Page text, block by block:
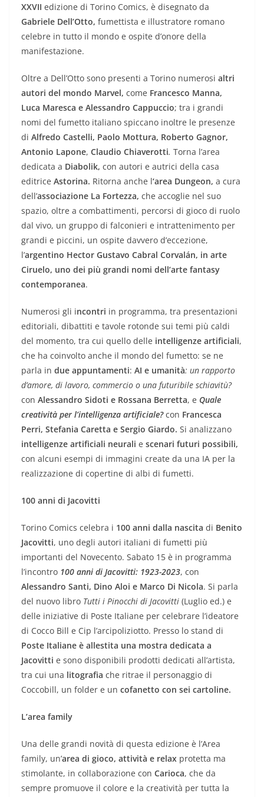
XXVII edizione di Torino Comics, è disegnato da
Gabriele Dell’Otto, fumettista e illustratore romano
celebre in tutto il mondo e ospite d’onore della
manifestazione.
Oltre a Dell’Otto sono presenti a Torino numerosi altri
autori del mondo Marvel, come Francesco Manna,
Luca Maresca e Alessandro Cappuccio; tra i grandi
nomi del fumetto italiano spiccano inoltre le presenze
di Alfredo Castelli, Paolo Mottura, Roberto Gagnor,
Antonio Lapone, Claudio Chiaverotti. Torna l’area
dedicata a Diabolik, con autori e autrici della casa
editrice Astorina. Ritorna anche l‘area Dungeon, a cura
dell’associazione La Fortezza, che accoglie nel suo
spazio, oltre a combattimenti, percorsi di gioco di ruolo
dal vivo, un gruppo di falconieri e intrattenimento per
grandi e piccini, un ospite davvero d’eccezione,
l’argentino Hector Gustavo Cabral Corvalán, in arte
Ciruelo, uno dei più grandi nomi dell’arte fantasy
contemporanea.
Numerosi gli incontri in programma, tra presentazioni
editoriali, dibattiti e tavole rotonde sui temi più caldi
del momento, tra cui quello delle intelligenze artificiali,
che ha coinvolto anche il mondo del fumetto: se ne
parla in due appuntamenti: AI e umanità: un rapporto
d’amore, di lavoro, commercio o una futuribile schiavitù?
con Alessandro Sidoti e Rossana Berretta, e Quale
creatività per l’intelligenza artificiale?con Francesca
Perri, Stefania Caretta e Sergio Giardo. Si analizzano
intelligenze artificiali neurali e scenari futuri possibili,
con alcuni esempi di immagini create da una IA per la
realizzazione di copertine di albi di fumetti.
100 anni di Jacovitti
Torino Comics celebra i 100 anni dalla nascita di Benito
Jacovitti, uno degli autori italiani di fumetti più
importanti del Novecento. Sabato 15 è in programma
l’incontro 100 anni di Jacovitti: 1923-2023, con
Alessandro Santi, Dino Aloi e Marco Di Nicola. Si parla
del nuovo libro Tutti i Pinocchi di Jacovitti (Luglio ed.) e
delle iniziative di Poste Italiane per celebrare l’ideatore
di Cocco Bill e Cip l’arcipoliziotto. Presso lo stand di
Poste Italiane è allestita una mostra dedicata a
Jacovitti e sono disponibili prodotti dedicati all’artista,
tra cui una litografia che ritrae il personaggio di
Coccobill, un folder e un cofanetto con sei cartoline.
L’area family
Una delle grandi novità di questa edizione è l’Area
family, un’area di gioco, attività e relax protetta ma
stimolante, in collaborazione con Carioca, che da
sempre promuove il colore e la creatività per tutta la